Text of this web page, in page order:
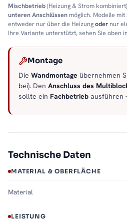
Mischbetrieb(Heizung & Strom
unteren Anschlüssen möglich. Modelle mit
entweder nur über die Heizungoder nur
Ihre Variante unterstützt, sehen Sie oben
Montage
Die Wandmontage übernehmen
bei). Den Anschluss des
sollte ein Fachbetrieb ausführen
Technische Daten
MATERIAL & OBERFLÄCHE
Material
LEISTUNG